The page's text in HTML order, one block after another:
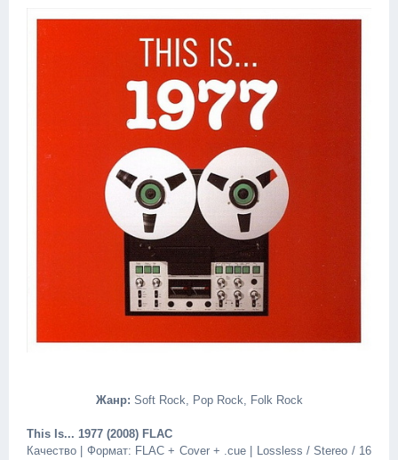
Жанр: Soft Rock, Pop Rock, Folk Rock
This Is... 1977 (2008) FLAC
Качество | Формат: FLAC + Cover + .cue | Lossless / Stereo / 16